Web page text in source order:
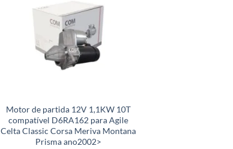
Motor de partida 12V 1,1KW 10T
compatível D6RA162 para Agile
Celta Classic Corsa Meriva Montana
Prisma ano2002>